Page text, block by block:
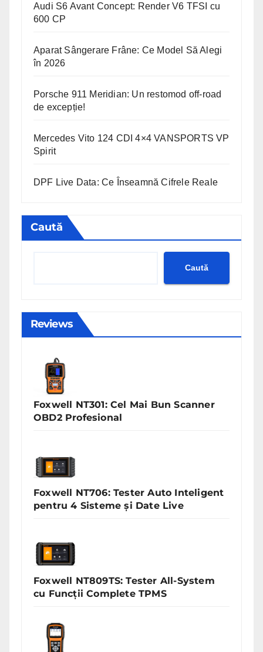
Audi S6 Avant Concept: Render V6 TFSI cu
600 CP
Aparat Sângerare Frâne: Ce Model Să Alegi
în 2026
Porsche 911 Meridian: Un restomod off-road
de excepție!
Mercedes Vito 124 CDI 4×4 VANSPORTS VP
Spirit
DPF Live Data: Ce Înseamnă Cifrele Reale
Caută
Caută
Reviews
Foxwell NT301: Cel Mai Bun Scanner
OBD2 Profesional
Foxwell NT706: Tester Auto Inteligent
pentru 4 Sisteme și Date Live
Foxwell NT809TS: Tester All-System
cu Funcții Complete TPMS